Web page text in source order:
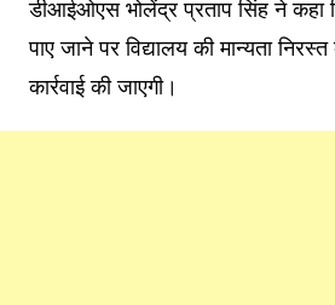
डीआईओएस भोलेंद्र प्रताप सिंह ने कहा
पाए जाने पर विद्यालय की मान्यता
कार्रवाई की जाएगी।